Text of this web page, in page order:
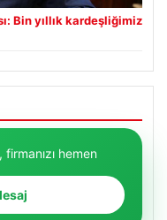
Bin yıllık kardeşliğimiz
hemen